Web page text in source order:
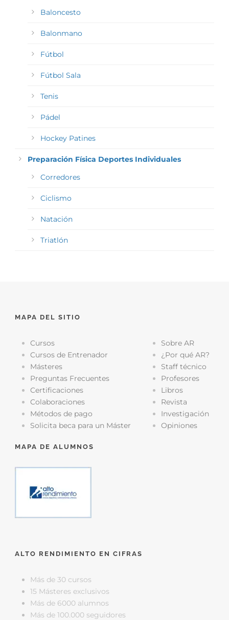
Baloncesto
Balonmano
Fútbol
Fútbol Sala
Tenis
Pádel
Hockey Patines
Preparación Física Deportes Individuales
Corredores
Ciclismo
Natación
Triatlón
MAPA DEL SITIO
Cursos
Cursos de Entrenador
Másteres
Preguntas Frecuentes
Certificaciones
Colaboraciones
Métodos de pago
Solicita beca para un Máster
Sobre AR
¿Por qué AR?
Staff técnico
Profesores
Libros
Revista
Investigación
Opiniones
MAPA DE ALUMNOS
ALTO RENDIMIENTO EN CIFRAS
Más de 30 cursos
15 Másteres exclusivos
Más de 6000 alumnos
Más de 100.000 seguidores